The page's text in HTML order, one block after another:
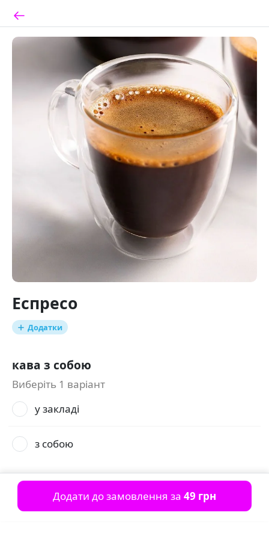
Еспресо
Додатки
кава з собою
Виберіть 1 варіант
у закладі
з собою
Додати до замовлення за 49 грн